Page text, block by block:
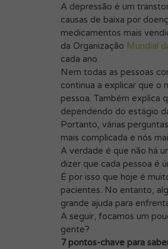
A depressão é um
causas de baixa por
medicamentos mais
da Organização Mundial
cada ano.
Nem todas as pessoas
continua a explicar que o
pessoa. Também explica
dependendo do estágio
Portanto, várias
mais complicada e nós
A verdade é que não há
dizer que cada pessoa é
É por isso que hoje é
pacientes. No entanto,
grande ajuda para
A seguir, focamos um
gente?
7 pontos-chave para